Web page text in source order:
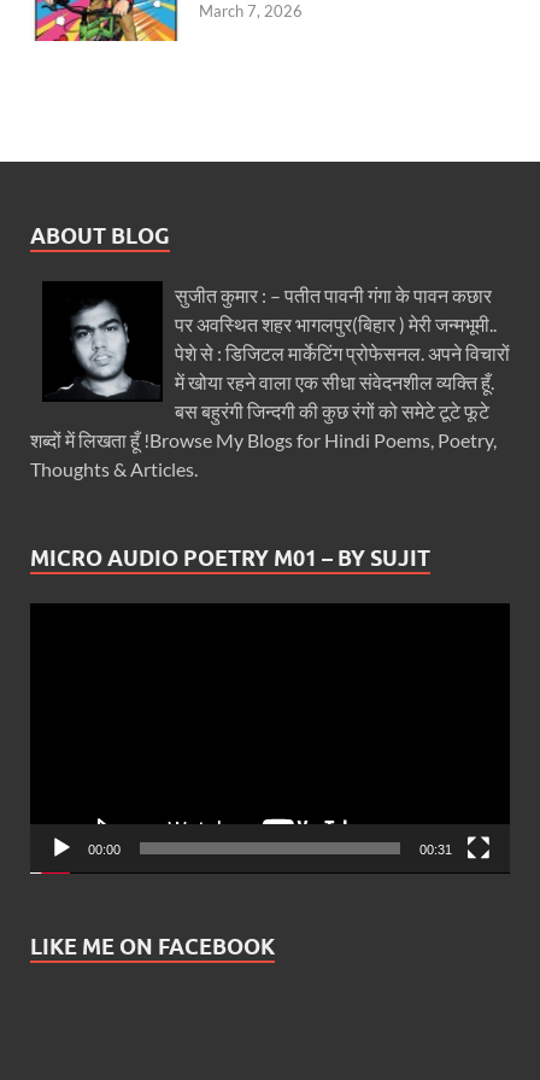
March 7, 2026
ABOUT BLOG
सुजीत कुमार : – पतीत पावनी गंगा के पावन कछार
पर अवस्थित शहर भागलपुर(बिहार ) मेरी जन्मभूमी..
पेशे से : डिजिटल मार्केटिंग प्रोफेसनल. अपने विचारों
में खोया रहने वाला एक सीधा संवेदनशील व्यक्ति हूँ.
बस बहुरंगी जिन्दगी की कुछ रंगों को समेटे टूटे फूटे
शब्दों में लिखता हूँ !Browse My Blogs for Hindi Poems, Poetry,
Thoughts & Articles.
MICRO AUDIO POETRY M01 – BY SUJIT
00:00 00:31
LIKE ME ON FACEBOOK